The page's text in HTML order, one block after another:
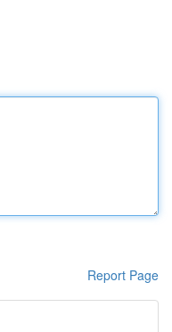
Report Page